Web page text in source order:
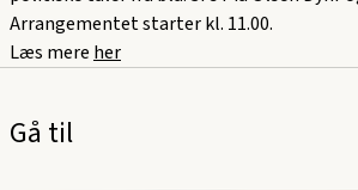
Arrangementet starter kl. 11.00.
Læs mere her
Gå til